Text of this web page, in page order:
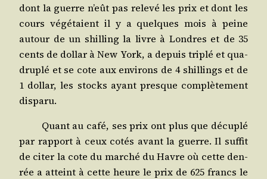
dont la guerre n’eût pas rele­vé les prix et dont les
cours végé­taient il y a quelques mois à peine
autour de un shil­ling la livre à Londres et de 35
cents de dol­lar à New York, a depuis tri­plé et qua­
dru­plé et se cote aux envi­rons de 4 shil­lings et de
1 dol­lar, les stocks ayant presque com­plè­te­ment
disparu.
Quant au café, ses prix ont plus que décu­plé
par rap­port à ceux cotés avant la guerre. Il suf­fit
de citer la cote du mar­ché du Havre où cette den­
rée a atteint à cette heure le prix de 625 francs le